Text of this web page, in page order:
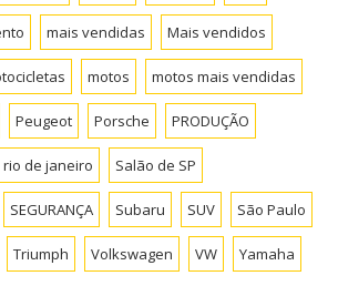
mais vendidas Mais vendidos
motos motos mais vendidas
Peugeot Porsche PRODUÇÃO
rio de janeiro Salão de SP
SEGURANÇA Subaru SUV São Paulo
Triumph Volkswagen VW Yamaha